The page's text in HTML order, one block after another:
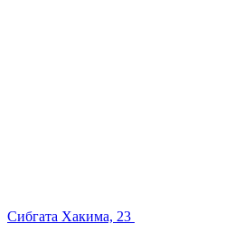
Сибгата Хакима, 23